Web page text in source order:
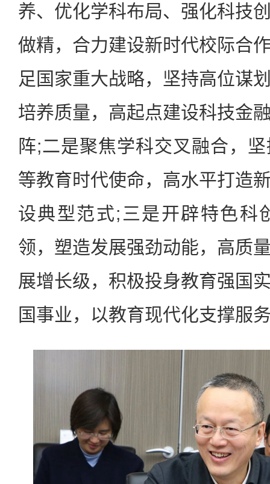
养、优化学科布局、强化科技
做精，合力建设新时代校际合
足国家重大战略，坚持高位谋
培养质量，高起点建设科技金
阵;二是聚焦学科交叉融合，
等教育时代使命，高水平打造
设典型范式;三是开辟特色科
领，塑造发展强劲动能，高质
展增长级，积极投身教育强国
国事业，以教育现代化支撑服